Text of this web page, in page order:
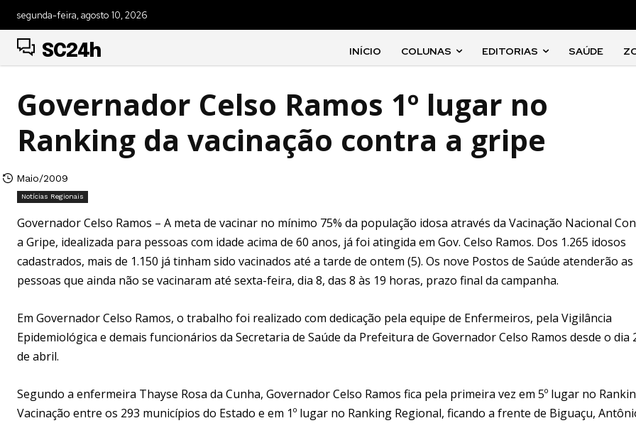
segunda-feira, agosto 10, 2026
SC24h INÍCIO COLUNAS EDITORIAS SAÚDE
Governador Celso Ramos 1º lugar no
Ranking da vacinação contra a gripe
Maio/2009
Notícias Regionais
Governador Celso Ramos – A meta de vacinar no mínimo 75% da população idosa através da Vacinação Nacional
a Gripe, idealizada para pessoas com idade acima de 60 anos, já foi atingida em Gov. Celso Ramos. Dos 1.265 idosos
cadastrados, mais de 1.150 já tinham sido vacinados até a tarde de ontem (5). Os nove Postos de Saúde atenderão as
pessoas que ainda não se vacinaram até sexta-feira, dia 8, das 8 às 19 horas, prazo final da campanha.
Em Governador Celso Ramos, o trabalho foi realizado com dedicação pela equipe de Enfermeiros, pela Vigilância
Epidemiológica e demais funcionários da Secretaria de Saúde da Prefeitura de Governador Celso Ramos desde o dia
de abril.
Segundo a enfermeira Thayse Rosa da Cunha, Governador Celso Ramos fica pela primeira vez em 5º lugar no
Vacinação entre os 293 municípios do Estado e em 1º lugar no Ranking Regional, ficando a frente de Biguaçu,